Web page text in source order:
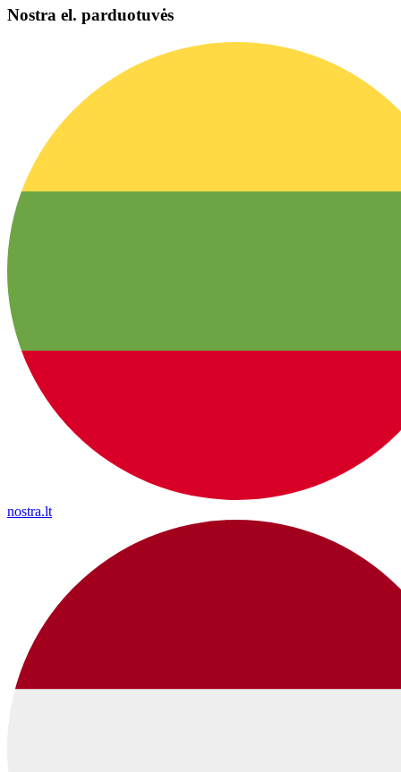
Nostra el. parduotuvės
nostra.lt